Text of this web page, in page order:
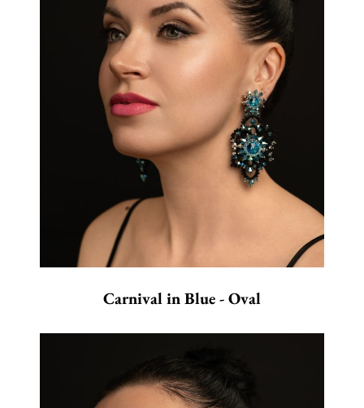
Carnival in Blue - Oval